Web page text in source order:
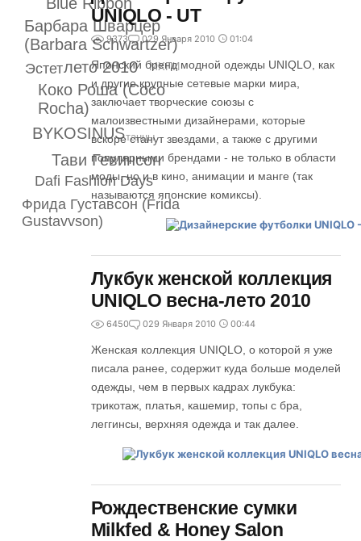
лето 2010
Коко Роша (Coco
Rocha)
Барбара Шварцер
(Barbara Schwartzer)
BYKOSINUS
Тави Гевинсон
Dafi Fashion Days
Эстет
Фрида Густавсон (Frida
Gustavvson)
танцы
МХПИ
UNIQLO - UT
9373 029 Января 2010 01:04
Японский бренд модной одежды UNIQLO, как
и другие крупные сетевые марки мира,
заключает творческие союзы с
малоизвестными дизайнерами, которые
вскоре станут звездами, а также с другими
популярными брендами - не только в области
моды, но и в кино, анимации и манге (так
называются японские комиксы).
Лукбук женской коллекция
UNIQLO весна-лето 2010
6450 029 Января 2010 00:44
Женская коллекция UNIQLO, о которой я уже
писала ранее, содержит куда больше моделей
одежды, чем в первых кадрах лукбука:
трикотаж, платья, кашемир, топы с бра,
леггинсы, верхняя одежда и так далее.
Рождественские сумки
Milkfed & Honey Salon